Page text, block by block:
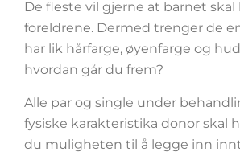
De fleste vil gjerne at barnet skal
foreldrene. Dermed trenger de
har lik hårfarge, øyenfarge og
hvordan går du frem?
Alle par og single under
fysiske karakteristika donor skal
du muligheten til å legge inn